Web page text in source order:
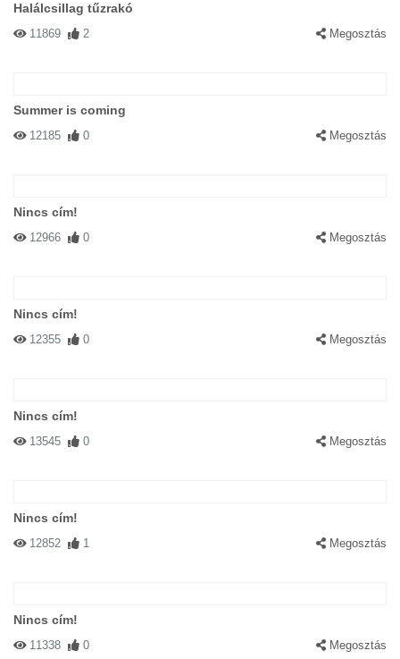
Halálcsillag tűzrakó
11869 2 Megosztás
Summer is coming
12185 0 Megosztás
Nincs cím!
12966 0 Megosztás
Nincs cím!
12355 0 Megosztás
Nincs cím!
13545 0 Megosztás
Nincs cím!
12852 1 Megosztás
Nincs cím!
11338 0 Megosztás